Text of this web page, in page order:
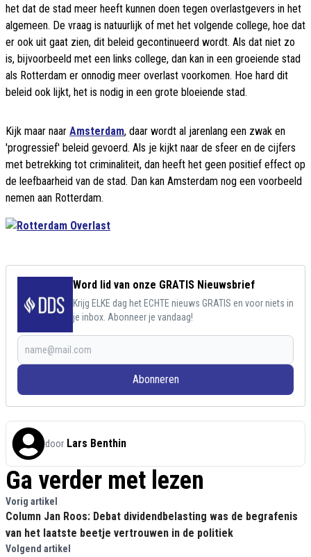
het dat de stad meer heeft kunnen doen tegen overlastgevers in het
algemeen. De vraag is natuurlijk of met het volgende college, hoe dat
er ook uit gaat zien, dit beleid gecontinueerd wordt. Als dat niet zo
is, bijvoorbeeld met een links college, dan kan in een groeiende stad
als Rotterdam er onnodig meer overlast voorkomen. Hoe hard dit
beleid ook lijkt, het is nodig in een grote bloeiende stad.
Kijk maar naar Amsterdam, daar wordt al jarenlang een zwak en
'progressief' beleid gevoerd. Als je kijkt naar de sfeer en de cijfers
met betrekking tot criminaliteit, dan heeft het geen positief effect op
de leefbaarheid van de stad. Dan kan Amsterdam nog een voorbeeld
nemen aan Rotterdam.
Word lid van onze GRATIS Nieuwsbrief
Krijg ELKE dag het ECHTE nieuws GRATIS en voor niets in
je inbox. Abonneer je vandaag!
Abonneren
door Lars Benthin
Ga verder met lezen
Vorig artikel
Column Jan Roos: Debat dividendbelasting was de begrafenis
van het laatste beetje vertrouwen in de politiek
Volgend artikel